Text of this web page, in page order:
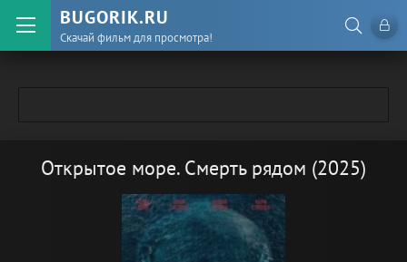
BUGORIK.RU
Скачай фильм для просмотра!
Открытое море. Смерть рядом (2025)